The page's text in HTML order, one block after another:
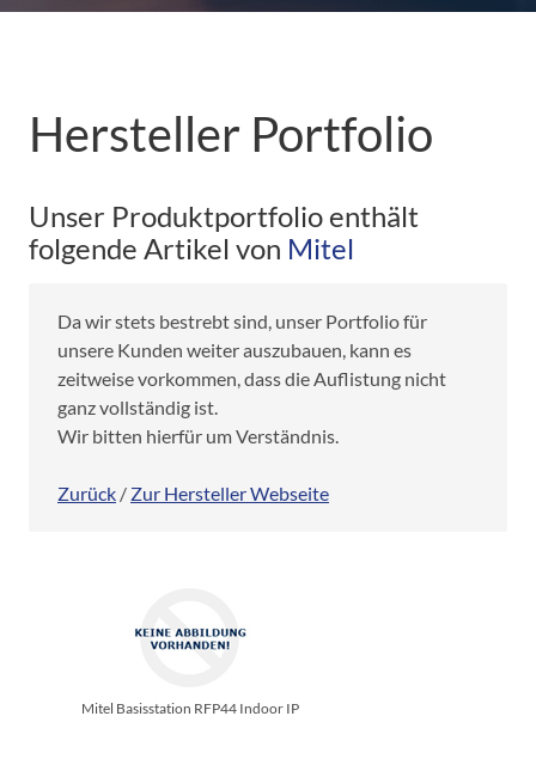
Hersteller Portfolio
Unser Produktportfolio enthält
folgende Artikel von Mitel
Da wir stets bestrebt sind, unser Portfolio für
unsere Kunden weiter auszubauen, kann es
zeitweise vorkommen, dass die Auflistung nicht
ganz vollständig ist.
Wir bitten hierfür um Verständnis.
Zurück / Zur Hersteller Webseite
Mitel Basisstation RFP44 Indoor IP